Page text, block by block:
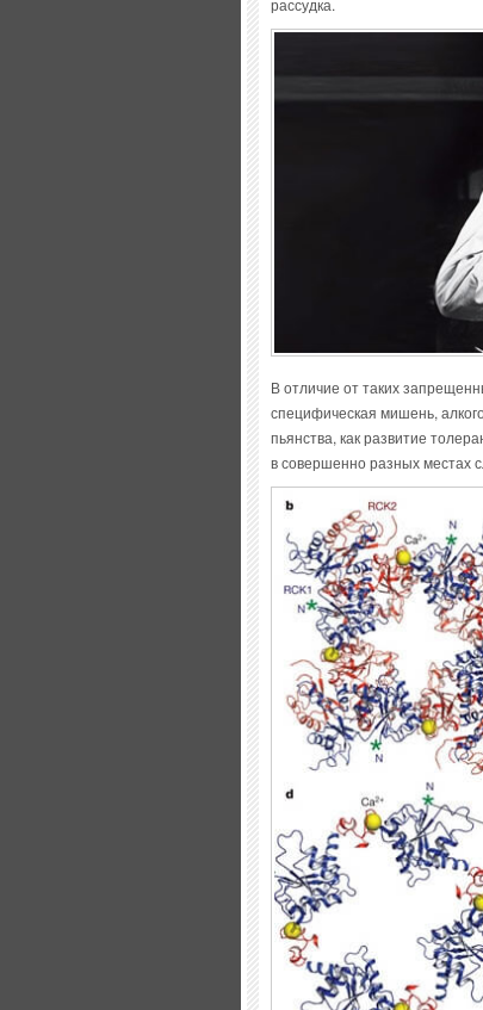
рассудка.
В отличие от таких
специфическая мишень,
пьянства, как развитие
в совершенно разных местах